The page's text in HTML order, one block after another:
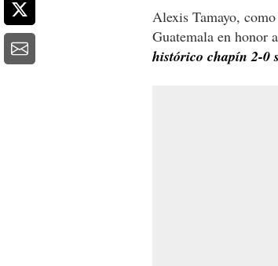
Alexis Tamayo,
Guatemala en honor
histórico chapín 2-0